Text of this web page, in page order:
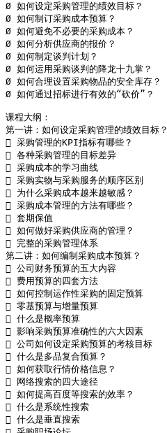
Ø 如何设定采购管理的绩效目标？
Ø 如何制订采购成本预算？
Ø 如何避免不必要的采购成本？
Ø 如何分析供应商的报价？
Ø 如何制定谈判计划？
Ø 如何运用采购谈判的降龙十九掌？
Ø 如何合理设置采购物品的安全库存？
Ø 如何通过招标进行有效的“砍价”？
课程大纲：
第一讲：如何设定采购管理的绩效目标？
 采购管理的KPI指标有哪些？
 各种采购管理的目标差异
 采购成本的学习曲线
 采购实物与采购服务的顺序区别
 为什么采购成本越来越敏感？
 采购成本管理的方法有哪些？
 套期保值
 如何做好采购供应商的管理？
 完整的采购管理体系
第二讲：如何编制采购成本预算？
 公司财务预算的五大内容
 费用预算的四套方法
 如何控制运作性采购的固定预算
 零基预算与增量预算
 什么是概率预算
 影响采购预算准确性的六大因素
 公司如何设定采购预算的考核目标
 什么是多品复合预算？
 如何获取行情价格信息？
 网络搜索的四大途径
 如何提高百度等搜索的效率？
 什么是系统性搜索
 什么是垂直搜索